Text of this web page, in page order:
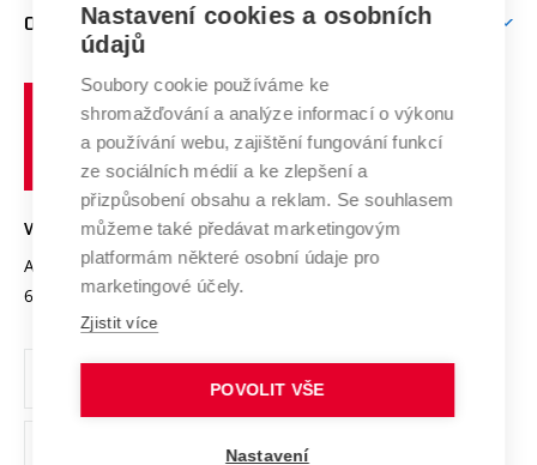
E-přihláška
Doktorské studium
Podpora podnikání
Mezinárodní vědecká rada
Systém zajišťování kvality výzkumu
Výzkumné infrastruktury
Transfer znalostí
Open Science
Projekty
Projekty ze strukturálních fondů
Specifický výzkum
Zahraniční spolupráce
Spolupráce se školami
Služby univerzity
Mezinárodní dohody
Univerzitní sítě
O UNIVERZITĚ
Profil univerzity
Udržitelná univerzita
Podnikavá univerzita / ContriBUTe
Bezpečná univerzita
Vyznamenání
Organizační struktura
Ochrana osobních údajů
učení
technické
VYSOKÉ UČENÍ TECHNICKÉ V BRNĚ
Antonínská 548/1
602 00 Brno
www.vut.cz
vut@vutbr.cz
Nastavení cookies a osobních
údajů
Soubory cookie používáme ke
shromažďování a analýze informací o výkonu
a používání webu, zajištění fungování funkcí
ze sociálních médií a ke zlepšení a
přizpůsobení obsahu a reklam. Se souhlasem
můžeme také předávat marketingovým
platformám některé osobní údaje pro
marketingové účely.
Zjistit více
POVOLIT VŠE
Nastavení